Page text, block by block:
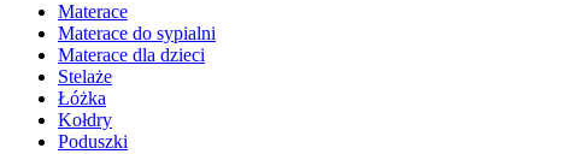
Materace
Materace do sypialni
Materace dla dzieci
Stelaże
Łóżka
Kołdry
Poduszki